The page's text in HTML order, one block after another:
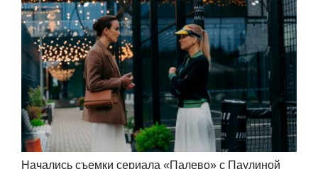
Начались съемки сериала «Палево» с Паулиной